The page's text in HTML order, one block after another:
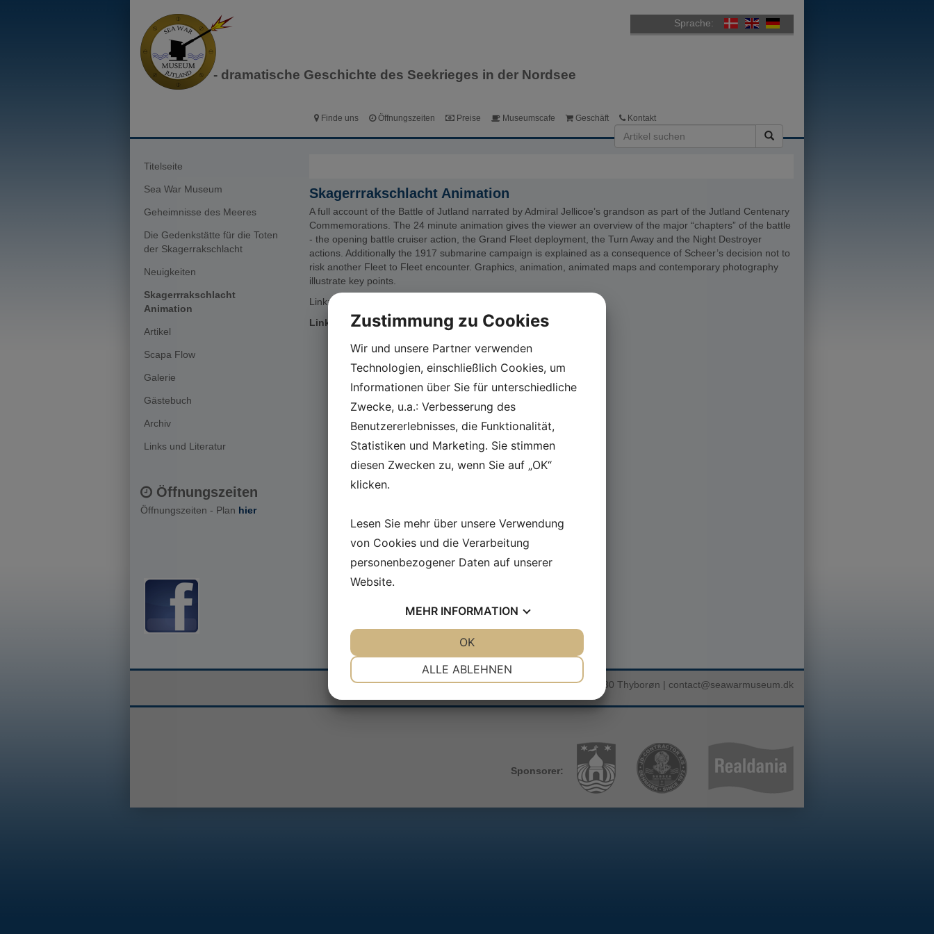
- dramatische Geschichte des Seekrieges in der Nordsee
Sprache:
Finde uns Öffnungszeiten Preise Museumscafe Geschäft Kontakt
Titelseite
Sea War Museum
Geheimnisse des Meeres
Die Gedenkstätte für die Toten
der Skagerrakschlacht
Neuigkeiten
Skagerrrakschlacht
Animation
Artikel
Scapa Flow
Galerie
Gästebuch
Archiv
Links und Literatur
Öffnungszeiten
Öffnungszeiten - Plan hier
Skagerrrakschlacht Animation
A full account of the Battle of Jutland narrated by Admiral Jellicoe’s grandson as part of the Jutland Centenary
Commemorations. The 24 minute animation gives the viewer an overview of the major “chapters” of the battle
- the opening battle cruiser action, the Grand Fleet deployment, the Turn Away and the Night Destroyer
actions. Additionally the 1917 submarine campaign is explained as a consequence of Scheer’s decision not to
risk another Fleet to Fleet encounter. Graphics, animation, animated maps and contemporary photography
illustrate key points.
Link:
Link:
jutland1916
Sea War Museum Jutland | Kystcentervej 11 | 7680 Thyborøn | contact@seawarmuseum.dk
Sponsorer:
Zustimmung zu Cookies
Wir und unsere Partner verwenden
Technologien, einschließlich Cookies, um
Informationen über Sie für unterschiedliche
Zwecke, u.a.: Verbesserung des
Benutzererlebnisses, die Funktionalität,
Statistiken und Marketing. Sie stimmen
diesen Zwecken zu, wenn Sie auf „OK“
klicken.
Lesen Sie mehr über unsere Verwendung
von Cookies und die Verarbeitung
personenbezogener Daten auf unserer
Website.
MEHR INFORMATION
ALLE ABLEHNEN
OK